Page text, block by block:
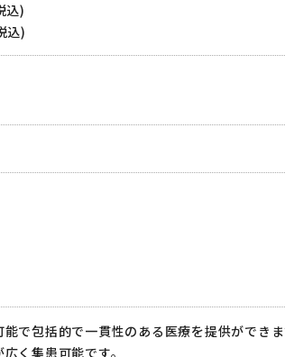
込)
)
で包括的で一貫性のある医療を提供ができま
く集患可能です。